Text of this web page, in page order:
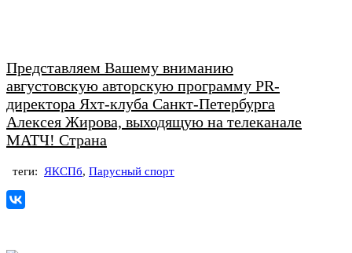
Представляем Вашему вниманию
августовскую авторскую программу PR-
директора Яхт-клуба Санкт-Петербурга
Алексея Жирова, выходящую на телеканале
МАТЧ! Страна
теги: ЯКСПб, Парусный спорт